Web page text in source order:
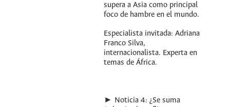
supera a Asia como principal
foco de hambre en el mundo.
Especialista invitada: Adriana
Franco Silva,
internacionalista. Experta en
temas de África.
► Noticia 4: ¿Se suma